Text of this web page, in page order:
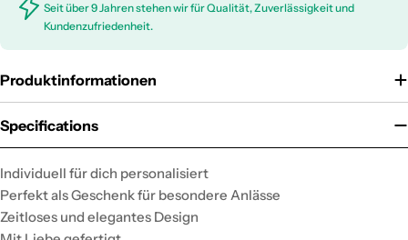
Seit über 9 Jahren stehen wir für Qualität, Zuverlässigkeit und
Kundenzufriedenheit.
Produktinformationen
Specifications
Individuell für dich personalisiert
Perfekt als Geschenk für besondere Anlässe
Zeitloses und elegantes Design